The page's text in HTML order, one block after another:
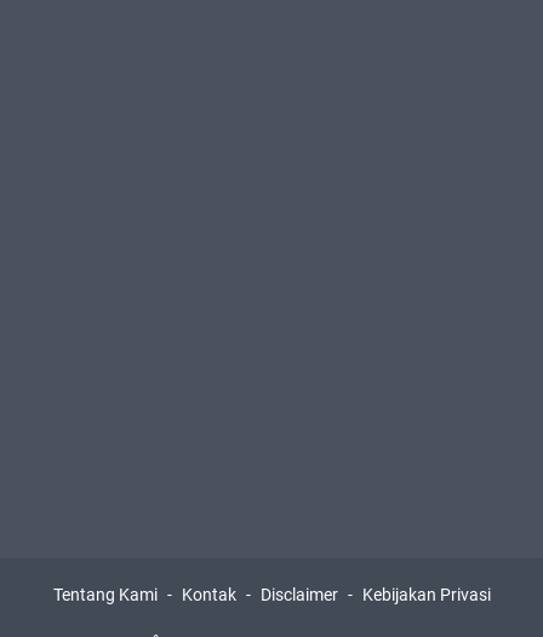
Tentang Kami Kontak Disclaimer Kebijakan Privasi